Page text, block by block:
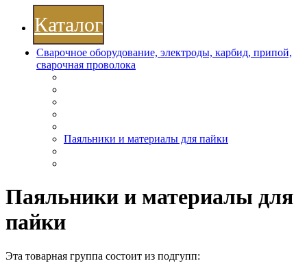
Каталог
Сварочное оборудование, электроды, карбид, припой,
сварочная проволока
Паяльники и материалы для пайки
Паяльники и материалы для
пайки
Эта товарная группа состоит из подгупп: